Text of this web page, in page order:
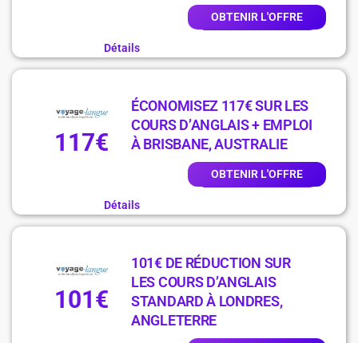
OBTENIR L'OFFRE
Détails
117€
ÉCONOMISEZ 117€ SUR LES
COURS D’ANGLAIS + EMPLOI
À BRISBANE, AUSTRALIE
OBTENIR L'OFFRE
Détails
101€
101€ DE RÉDUCTION SUR
LES COURS D’ANGLAIS
STANDARD À LONDRES,
ANGLETERRE